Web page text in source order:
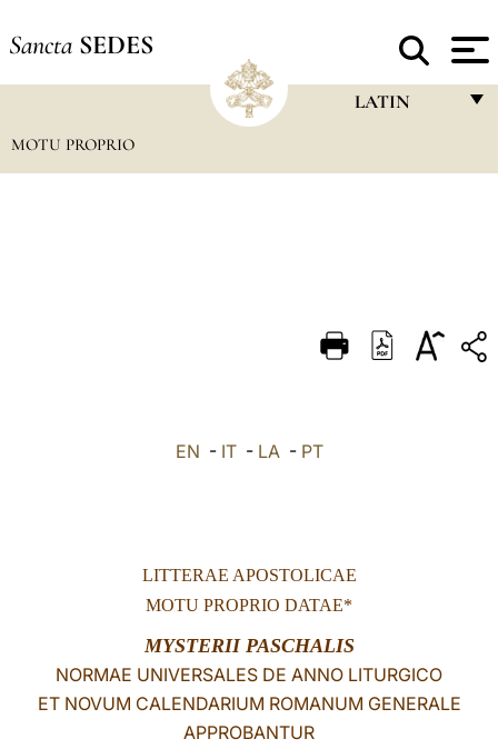
Sancta SEDES
LATIN
DEUTSCH
MOTU PROPRIO
EN - IT- LA- PT
LITTERAE APOSTOLICAE
MOTU PROPRIO DATAE*
MYSTERII PASCHALIS
NORMAE UNIVERSALES DE ANNO LITURGICO
ET NOVUM CALENDARIUM ROMANUM GENERALE
APPROBANTUR